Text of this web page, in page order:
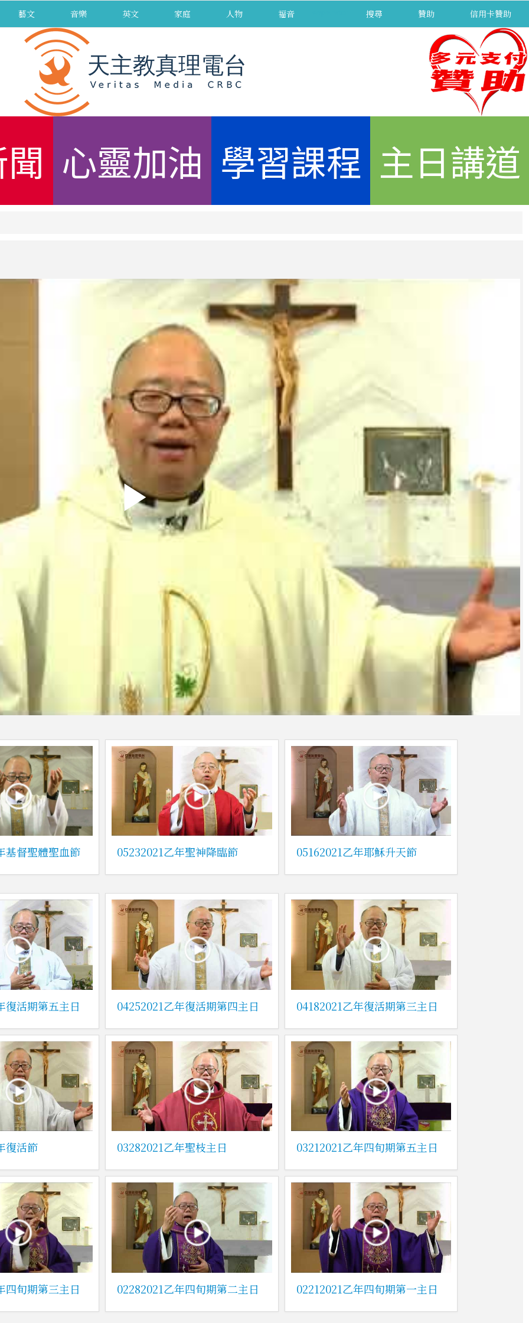
藝文 音樂 英文 家庭 人物 福音 搜尋 贊助 信用卡贊助
心靈加油 學習課程 主日講道
基督聖體聖血節 05232021乙年聖神降臨節 05162021乙年耶穌升天節
復活期第五主日 04252021乙年復活期第四主日 04182021乙年復活期第三主日
復活節 03282021乙年聖枝主日 03212021乙年四旬期第五主日
四旬期第三主日 02282021乙年四旬期第二主日 02212021乙年四旬期第一主日